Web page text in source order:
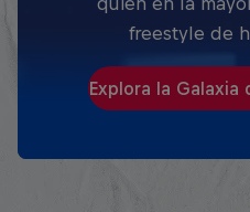
freestyle de
Explora la Galaxia